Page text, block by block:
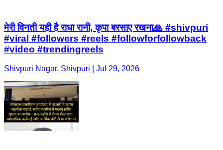
मेरी विनती यही है राधा रानी, कृपा बरसाए रखना🙏 #shivpuri
#viral #followers #reels #followforfollowback
#video #trendingreels
Shivpuri Nagar, Shivpuri | Jul 29, 2026